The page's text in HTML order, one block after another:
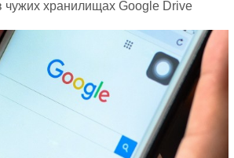
чужих хранилищах Google Drive